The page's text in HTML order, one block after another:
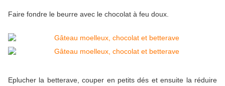
Faire fondre le beurre avec le chocolat à feu doux.
Eplucher la betterave, couper en petits dés et ensuite la réduire